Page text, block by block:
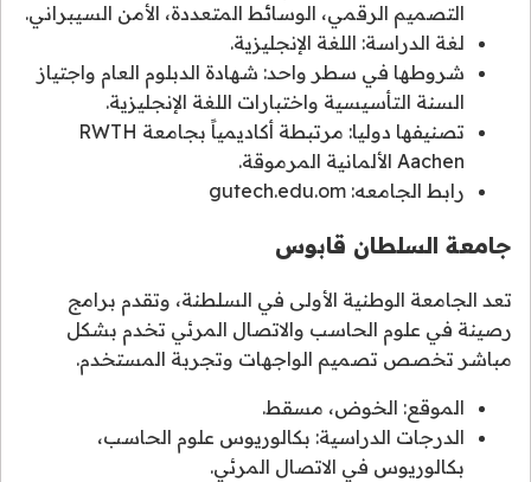
التصميم الرقمي، الوسائط المتعددة، الأمن السيبراني.
لغة الدراسة: اللغة الإنجليزية.
شروطها في سطر واحد: شهادة الدبلوم العام واجتياز
السنة التأسيسية واختبارات اللغة الإنجليزية.
تصنيفها دوليا: مرتبطة أكاديمياً بجامعة RWTH
Aachen الألمانية المرموقة.
رابط الجامعه: gutech.edu.om
جامعة السلطان قابوس
تعد الجامعة الوطنية الأولى في السلطنة، وتقدم برامج
رصينة في علوم الحاسب والاتصال المرئي تخدم بشكل
مباشر تخصص تصميم الواجهات وتجربة المستخدم.
الموقع: الخوض، مسقط.
الدرجات الدراسية: بكالوريوس علوم الحاسب،
بكالوريوس في الاتصال المرئي.